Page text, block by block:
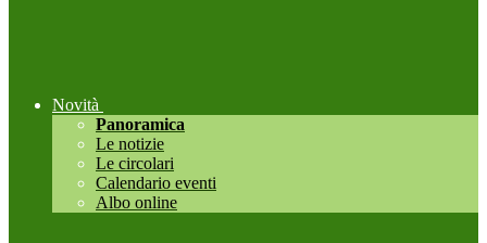
Novità
Panoramica
Le notizie
Le circolari
Calendario eventi
Albo online